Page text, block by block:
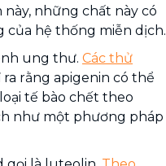
này, những chất này có
của hệ thống miễn dịch.
ung thư. Các thử
rằng apigenin có thể
tế bào chết theo
như một phương pháp